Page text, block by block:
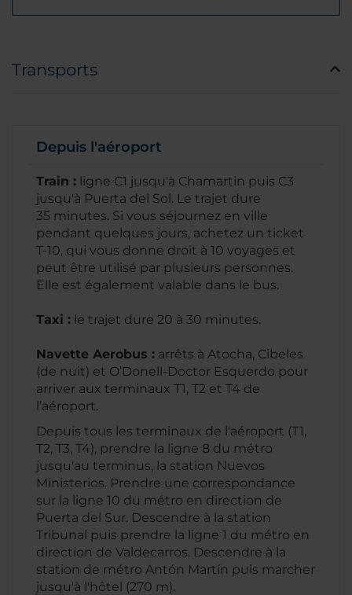
Transports
Depuis l'aéroport
Train : ligne C1 jusqu'à Chamartin puis C3
jusqu'à Puerta del Sol. Le trajet dure
35 minutes. Si vous séjournez en ville
pendant quelques jours, achetez un ticket
T-10, qui vous donne droit à 10 voyages et
peut être utilisé par plusieurs personnes.
Elle est également valable dans le bus.
Taxi : le trajet dure 20 à 30 minutes.
Navette Aerobus : arrêts à Atocha, Cibeles
(de nuit) et O’Donell-Doctor Esquerdo pour
arriver aux terminaux T1, T2 et T4 de
l’aéroport.
Depuis tous les terminaux de l'aéroport (T1,
T2, T3, T4), prendre la ligne 8 du métro
jusqu'au terminus, la station Nuevos
Ministerios. Prendre une correspondance
sur la ligne 10 du métro en direction de
Puerta del Sur. Descendre à la station
Tribunal puis prendre la ligne 1 du métro en
direction de Valdecarros. Descendre à la
station de métro Antón Martín puis marcher
jusqu'à l'hôtel (270 m).